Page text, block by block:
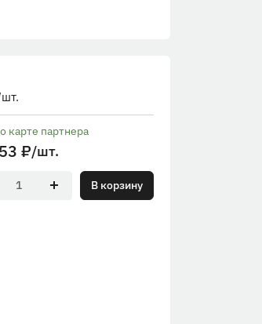
карте партнера
₽/шт.
В корзину